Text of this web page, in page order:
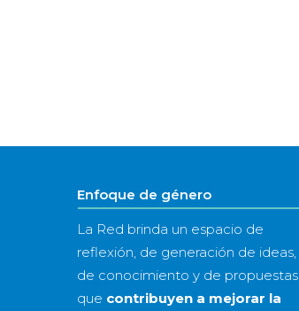
Enfoque de género
La Red brinda un espacio de
reflexión, de generación de ideas,
de conocimiento y de propuestas
que contribuyen a mejorar la